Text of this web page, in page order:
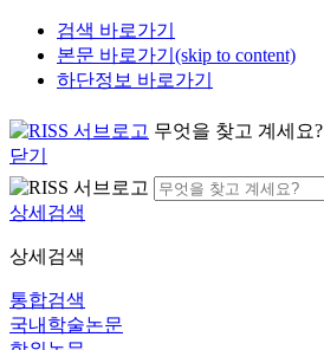
검색 바로가기
본문 바로가기(skip to content)
하단정보 바로가기
무엇을 찾고 계세요?
닫기
상세검색
상세검색
통합검색
국내학술논문